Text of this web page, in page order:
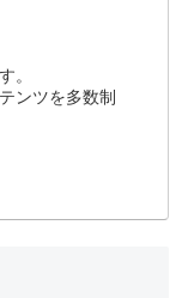
。
ンツを多数制